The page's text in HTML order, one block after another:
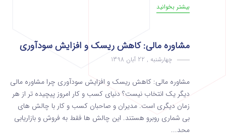
بیشتر بخوانید
مشاوره مالی: کاهش ریسک و افزایش سودآوری
چهارشنبه , 22 آبان 1398
مشاوره مالی: کاهش ریسک و افزایش سودآوری چرا مشاوره مالی
دیگر یک انتخاب نیست؟ دنیای کسب و کار امروز پیچیده تر از هر
زمان دیگری است. مدیران و صاحبان کسب و کار با چالش های
بی شماری روبرو هستند. این چالش ها فقط به فروش و بازاریابی
محد...